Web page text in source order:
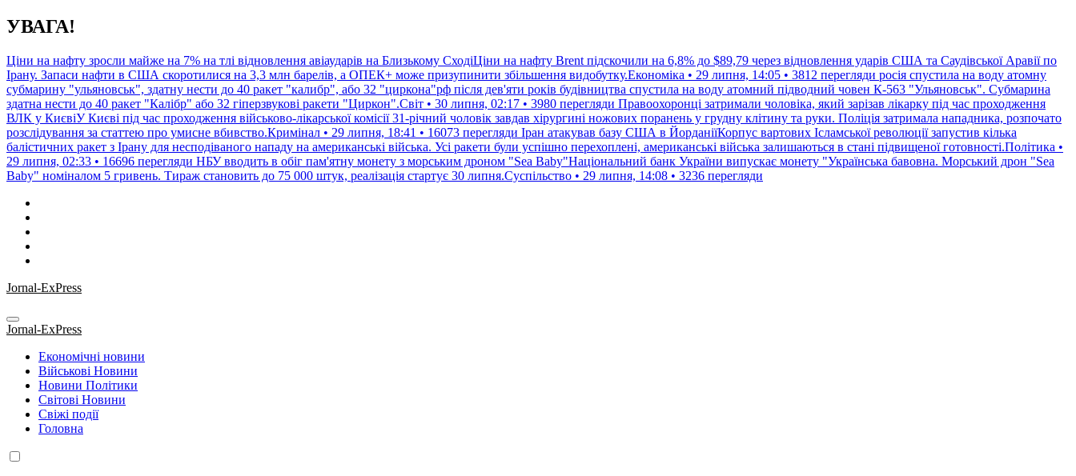
Перейти
до
УВАГА!
Ціни на нафту зросли майже на 7% на тлі відновлення авіаударів на Близькому СходіЦіни на нафту Brent підскочили на 6,8% до $89,79 через відновлення ударів США та Саудівської Аравії по
Ірану. Запаси нафти в США скоротилися на 3,3 млн барелів, а ОПЕК+ може призупинити збільшення видобутку.Економіка • 29 липня, 14:05 • 3812 перегляди росія спустила на воду атомну
субмарину "ульяновськ", здатну нести до 40 ракет "калибр", або 32 "циркона"рф після дев'яти років будівництва спустила на воду атомний підводний човен К-563 "Ульяновськ". Субмарина
здатна нести до 40 ракет "Калібр" або 32 гіперзвукові ракети "Циркон".Світ • 30 липня, 02:17 • 3980 перегляди Правоохоронці затримали чоловіка, який зарізав лікарку під час проходження
ВЛК у КиєвіУ Києві під час проходження військово-лікарської комісії 31-річний чоловік завдав хірургині ножових поранень у грудну клітину та руки. Поліція затримала нападника, розпочато
розслідування за статтею про умисне вбивство.Кримінал • 29 липня, 18:41 • 16073 перегляди Іран атакував базу США в ЙорданіїКорпус вартових Ісламської революції запустив кілька
балістичних ракет з Ірану для несподіваного нападу на американські війська. Усі ракети були успішно перехоплені, американські війська залишаються в стані підвищеної готовності.Політика •
29 липня, 02:33 • 16696 перегляди НБУ вводить в обіг пам'ятну монету з морським дроном "Sea Baby"Національний банк України випускає монету "Українська бавовна. Морський дрон "Sea
Baby" номіналом 5 гривень. Тираж становить до 75 000 штук, реалізація стартує 30 липня.Суспільство • 29 липня, 14:08 • 3236 перегляди
Jornal-ExPress
Jornal-ExPress
Економічні новини
Військові Новини
Новини Політики
Світові Новини
Свіжі події
Головна